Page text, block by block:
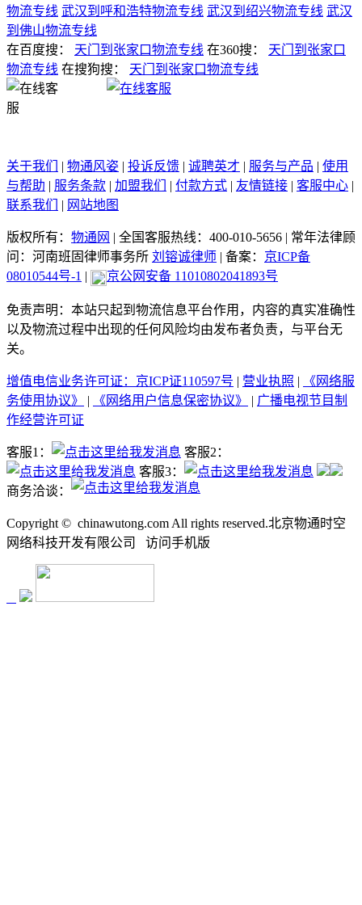
物流专线 武汉到呼和浩特物流专线 武汉到绍兴物流专线 武汉
到佛山物流专线
在百度搜：
天门到张家口物流专线 在360搜：
天门到张家口
物流专线 在搜狗搜： 天门到张家口物流专线
关于我们 | 物通风姿 | 投诉反馈 | 诚聘英才 | 服务与产品 | 使用
与帮助 | 服务条款 | 加盟我们 | 付款方式 | 友情链接 | 客服中心 |
联系我们
| 网站地图
版权所有： 物通网 | 全国客服热线：400-010-5656 | 常年法律顾
问：河南班固律师事务所 刘镕诚律师 | 备案： 京ICP备
08010544号-1 | 京公网安备 11010802041893号
免责声明：本站只起到物流信息平台作用，内容的真实准确性
以及物流过程中出现的任何风险均由发布者负责，与平台无
关。
增值电信业务许可证：京ICP证110597号 | 营业执照 |
《网络服
务使用协议》
| 《网络用户信息保密协议》 | 广播电视节目制
作经营许可证
客服1：
客服2：
客服3：
商务洽谈：
Copyright © chinawutong.com All rights reserved.北京物通时空
网络科技开发有限公司
访问手机版